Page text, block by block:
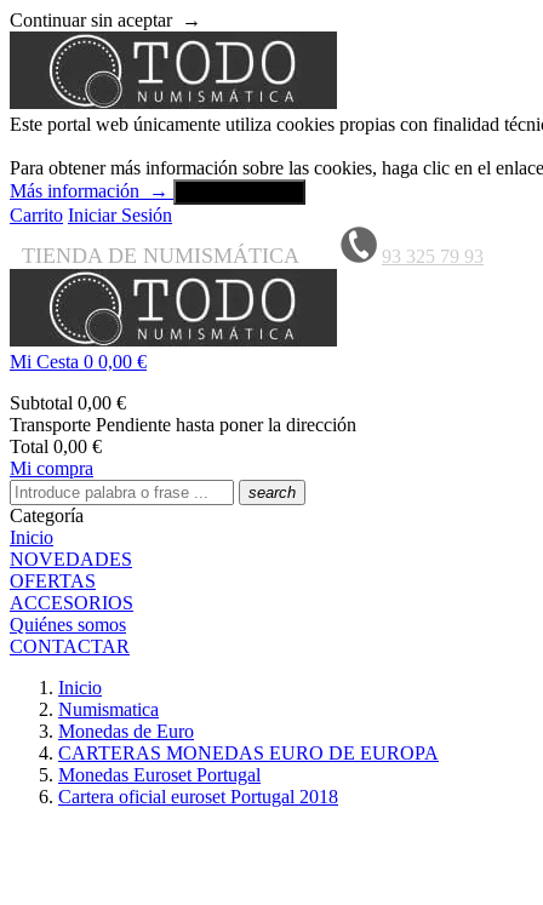
Continuar sin aceptar →
Este portal web únicamente utiliza cookies propias con finalidad
Para obtener más información sobre las cookies, haga clic en el
Más información
→
Carrito Iniciar Sesión
TIENDA DE NUMISMÁTICA 93 325 79 93
Mi Cesta 0 0,00 €
Subtotal 0,00 €
Transporte Pendiente hasta poner la dirección
Total 0,00 €
Mi compra
search
Categoría
Inicio
NOVEDADES
OFERTAS
ACCESORIOS
Quiénes somos
CONTACTAR
Inicio
Numismatica
Monedas de Euro
CARTERAS MONEDAS EURO DE EUROPA
Monedas Euroset Portugal
Cartera oficial euroset Portugal 2018